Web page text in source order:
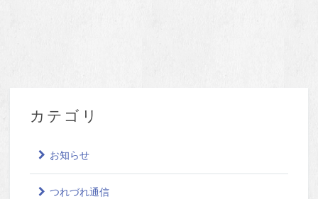
カテゴリ
お知らせ
つれづれ通信